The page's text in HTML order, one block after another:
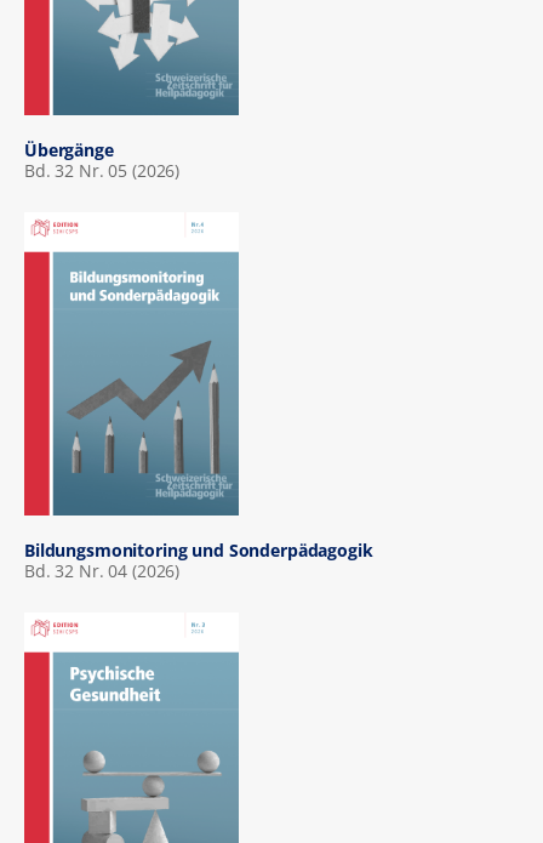
Übergänge
Bd. 32 Nr. 05 (2026)
Bildungsmonitoring und Sonderpädagogik
Bd. 32 Nr. 04 (2026)